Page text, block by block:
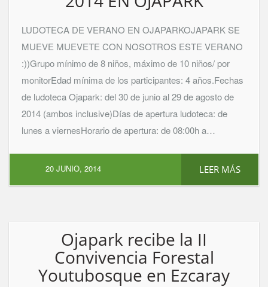
LUDOTECA DE VERANO EN OJAPARKOJAPARK SE
MUEVE MUEVETE CON NOSOTROS ESTE VERANO
:))Grupo mínimo de 8 niños, máximo de 10 niños/ por
monitorEdad mínima de los participantes: 4 años.Fechas
de ludoteca Ojapark: del 30 de junio al 29 de agosto de
2014 (ambos inclusive)Días de apertura ludoteca: de
lunes a viernesHorario de apertura: de 08:00h a…
LEER MÁS
20 JUNIO, 2014
Ojapark recibe la II
Convivencia Forestal
Youtubosque en Ezcaray